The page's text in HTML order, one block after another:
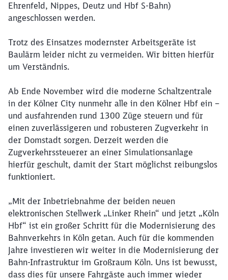
Ehrenfeld, Nippes, Deutz und Hbf S-Bahn)
angeschlossen werden.
Trotz des Einsatzes modernster Arbeitsgeräte ist
Baulärm leider nicht zu vermeiden. Wir bitten hierfür
um Verständnis.
Ab Ende November wird die moderne Schaltzentrale
in der Kölner City nunmehr alle in den Kölner Hbf ein –
und ausfahrenden rund 1300 Züge steuern und für
einen zuverlässigeren und robusteren Zugverkehr in
der Domstadt sorgen. Derzeit werden die
Zugverkehrssteuerer an einer Simulationsanlage
hierfür geschult, damit der Start möglichst reibungslos
funktioniert.
„Mit der Inbetriebnahme der beiden neuen
elektronischen Stellwerk „Linker Rhein“ und jetzt „Köln
Hbf“ ist ein großer Schritt für die Modernisierung des
Bahnverkehrs in Köln getan. Auch für die kommenden
Jahre investieren wir weiter in die Modernisierung der
Bahn-Infrastruktur im Großraum Köln. Uns ist bewusst,
dass dies für unsere Fahrgäste auch immer wieder